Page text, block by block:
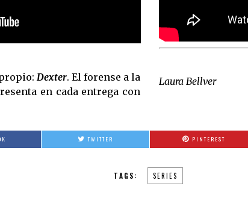
Dexter. El forense a la
en cada entrega con
Laura Bellver
TWITTER PINTEREST
TAGS: SERIES